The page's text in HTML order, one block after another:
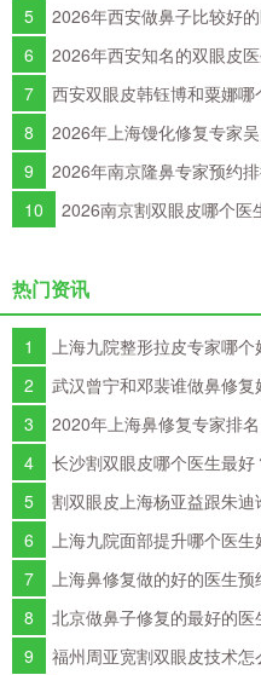
张海洋、王启立、张鹏、李冰谁
5
2026年西安做鼻子比较好
强、蒋立、刘宝军哪个更好？
6
2026年西安知名的双眼皮
预约排行榜大全
7
西安双眼皮韩钰博和粟娜
8
2026年上海馒化修复专家
9
2026年南京隆鼻专家预约
涛、黄金龙、曹海峰谁隆鼻技术
10
2026南京割双眼皮哪个医
热门资讯
1
上海九院整形拉皮专家哪
2
武汉曾宁和邓裴谁做鼻修
3
2020年上海鼻修复专家排
4
长沙割双眼皮哪个医生最
5
割双眼皮上海杨亚益跟朱
好？
6
上海九院面部提升哪个医
排名
7
上海鼻修复做的好的医生预
8
北京做鼻子修复的最好的
9
福州周亚宽割双眼皮技术